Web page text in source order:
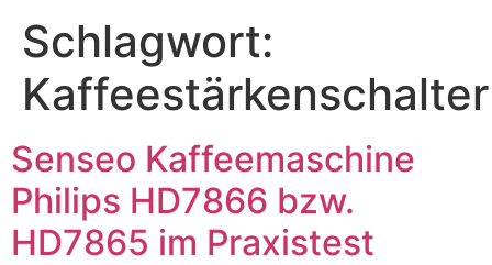
Schlagwort:
Kaffeestärkenschalter
Senseo Kaffeemaschine
Philips HD7866 bzw.
HD7865 im Praxistest